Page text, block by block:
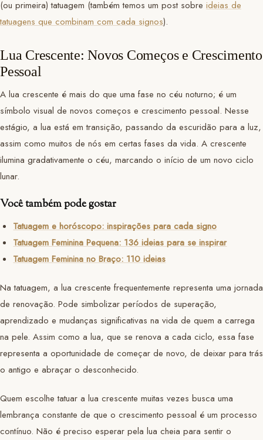
(ou primeira) tatuagem (também temos um post sobre ideias de
tatuagens que combinam com cada signos).
Lua Crescente: Novos Começos e Crescimento
Pessoal
A lua crescente é mais do que uma fase no céu noturno; é um
símbolo visual de novos começos e crescimento pessoal. Nesse
estágio, a lua está em transição, passando da escuridão para a luz,
assim como muitos de nós em certas fases da vida. A crescente
ilumina gradativamente o céu, marcando o início de um novo ciclo
lunar.
Você também pode gostar
Tatuagem e horóscopo: inspirações para cada signo
Tatuagem Feminina Pequena: 136 ideias para se inspirar
Tatuagem Feminina no Braço: 110 ideias
Na tatuagem, a lua crescente frequentemente representa uma jornada
de renovação. Pode simbolizar períodos de superação,
aprendizado e mudanças significativas na vida de quem a carrega
na pele. Assim como a lua, que se renova a cada ciclo, essa fase
representa a oportunidade de começar de novo, de deixar para trás
o antigo e abraçar o desconhecido.
Quem escolhe tatuar a lua crescente muitas vezes busca uma
lembrança constante de que o crescimento pessoal é um processo
contínuo. Não é preciso esperar pela lua cheia para sentir o